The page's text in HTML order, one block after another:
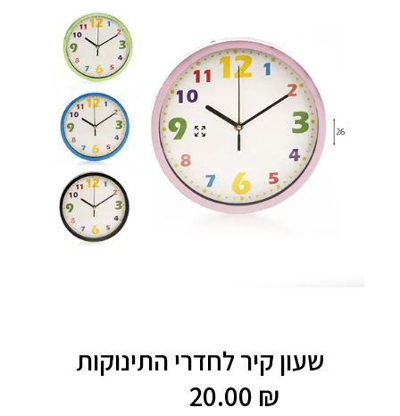
שעון קיר לחדרי התינוקות
20.00